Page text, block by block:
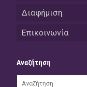
Διαφήμιση
Επικοινωνία
Αναζήτηση